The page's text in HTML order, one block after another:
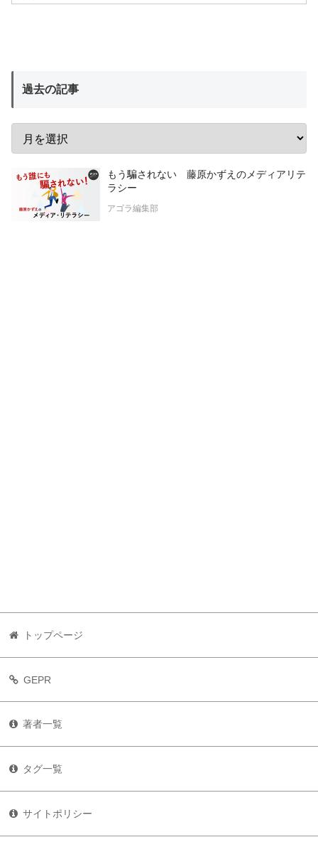
過去の記事
もう騙されない 藤原かずえのメディアリテ
ラシー
アゴラ編集部
トップページ
GEPR
著者一覧
タグ一覧
サイトポリシー